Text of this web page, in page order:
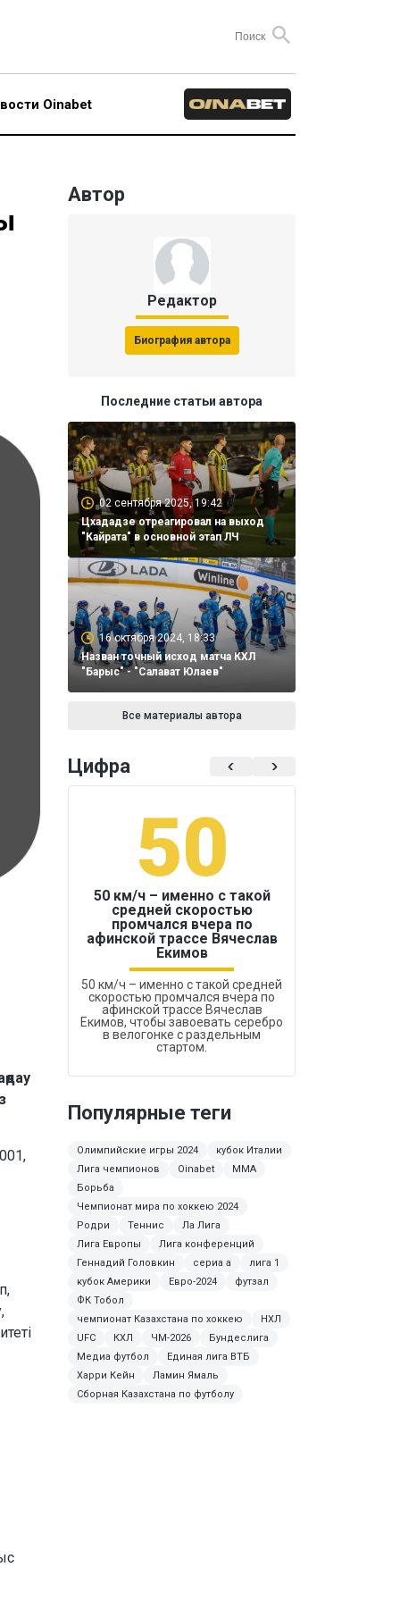
Oinabet
Автор
Редактор
Биография автора
Последние статьи автора
02 сентября 2025, 19:42
Цхададзе отреагировал на выход
"Кайрата" в основной этап ЛЧ
16 октября 2024, 18:33
Назван точный исход матча КХЛ
"Барыс" - "Салават Юлаев"
Все материалы автора
Цифра
50
50 км/ч – именно с такой
средней скоростью
промчался вчера по
афинской трассе Вячеслав
Екимов
50 км/ч – именно с такой средней
скоростью промчался вчера по
афинской трассе Вячеслав
Екимов, чтобы завоевать серебро
в велогонке с раздельным
стартом.
Популярные теги
Олимпийские игры 2024
кубок Италии
Лига чемпионов
Oinabet
ММА
Борьба
Чемпионат мира по хоккею 2024
Родри
Теннис
Ла Лига
Лига Европы
Лига конференций
Геннадий Головкин
сериа а
лига 1
кубок Америки
Евро-2024
футзал
ФК Тобол
чемпионат Казахстана по хоккею
НХЛ
UFC
КХЛ ЧМ-2026
Бундеслига
Медиа футбол
Единая лига ВТБ
Харри Кейн
Ламин Ямаль
Сборная Казахстана по футболу